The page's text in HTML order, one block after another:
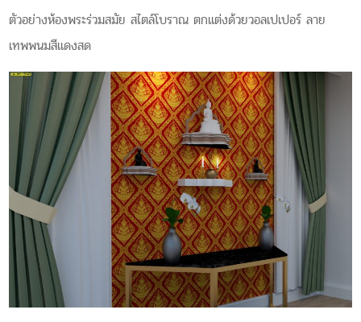
ตัวอย่างห้องพระร่วมสมัย สไตล์โบราณ ตกแต่งด้วยวอลเปเปอร์ ลาย
เทพพนมสีแดงสด